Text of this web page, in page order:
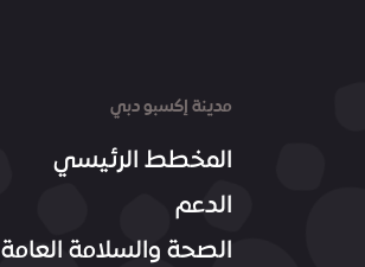
مدينة إكسبو دبي
المخطط الرئيسي
الدعم
الصحة والسلامة العامة